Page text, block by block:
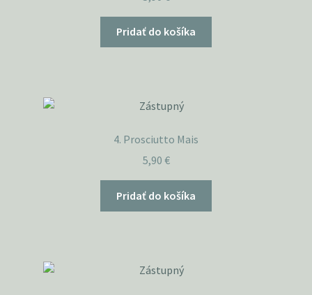
Pridať do košíka
4. Prosciutto Mais
5,90 €
Pridať do košíka